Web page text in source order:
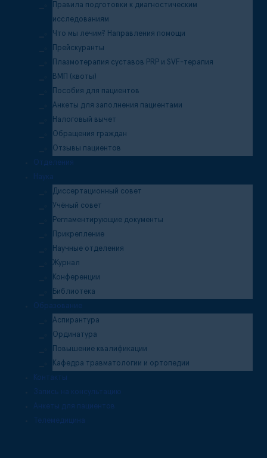
Правила подготовки к диагностическим
исследованиям
Что мы лечим? Направления помощи
Прейскуранты
Плазмотерапия суставов PRP и SVF-терапия
ВМП (квоты)
Пособия для пациентов
Анкеты для заполнения пациентами
Налоговый вычет
Обращения граждан
Отзывы пациентов
Отделения
Наука
Диссертационный совет
Учёный совет
Регламентирующие документы
Прикрепление
Научные отделения
Журнал
Конференции
Библиотека
Образование
Аспирантура
Ординатура
Повышение квалификации
Кафедра травматологии и ортопедии
Контакты
Запись на консультацию
Анкеты для пациентов
Телемедицина